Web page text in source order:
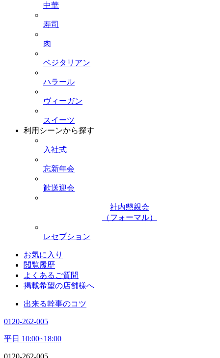
中華
寿司
肉
ベジタリアン
ハラール
ヴィーガン
スイーツ
利用シーンから探す
入社式
忘新年会
歓送迎会
社内懇親会
（フォーマル）
レセプション
お気に入り
閲覧履歴
よくあるご質問
掲載希望の店舗様へ
出来る幹事のコツ
0120-262-005
平日 10:00~18:00
0120-262-005